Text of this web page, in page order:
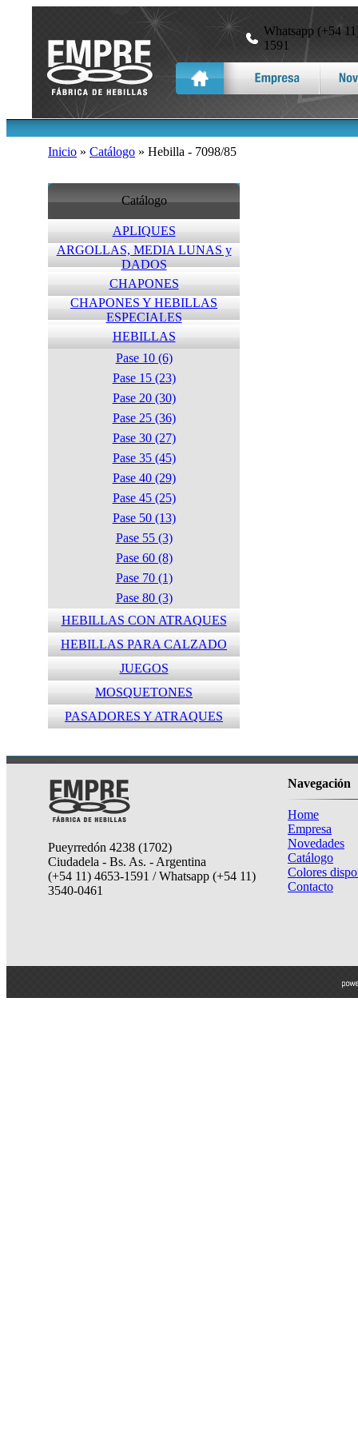
Whatsapp (+54
1591
Inicio » Catálogo » Hebilla - 7098/85
Catálogo
APLIQUES
ARGOLLAS, MEDIA LUNAS y
DADOS
CHAPONES
CHAPONES Y HEBILLAS
ESPECIALES
HEBILLAS
Pase 10 (6)
Pase 15 (23)
Pase 20 (30)
Pase 25 (36)
Pase 30 (27)
Pase 35 (45)
Pase 40 (29)
Pase 45 (25)
Pase 50 (13)
Pase 55 (3)
Pase 60 (8)
Pase 70 (1)
Pase 80 (3)
HEBILLAS CON ATRAQUES
HEBILLAS PARA CALZADO
JUEGOS
MOSQUETONES
PASADORES Y ATRAQUES
Pueyrredón 4238 (1702)
Ciudadela - Bs. As. - Argentina
(+54 11) 4653-1591 / Whatsapp (+54 11)
3540-0461
Navegación
Home
Empresa
Novedades
Catálogo
Colores
Contacto